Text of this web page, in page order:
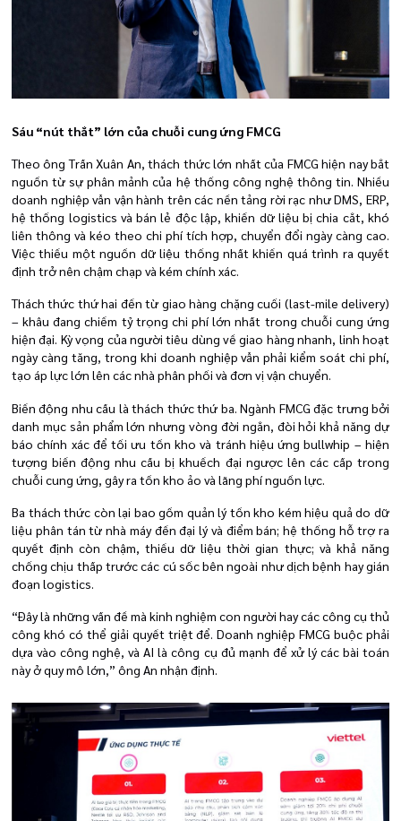
Sáu “nút thắt” lớn của chuỗi cung ứng FMCG
Theo ông Trần Xuân An, thách thức lớn nhất của FMCG hiện nay bắt
nguồn từ sự phân mảnh của hệ thống công nghệ thông tin. Nhiều
doanh nghiệp vẫn vận hành trên các nền tảng rời rạc như DMS, ERP,
hệ thống logistics và bán lẻ độc lập, khiến dữ liệu bị chia cắt, khó
liên thông và kéo theo chi phí tích hợp, chuyển đổi ngày càng cao.
Việc thiếu một nguồn dữ liệu thống nhất khiến quá trình ra quyết
định trở nên chậm chạp và kém chính xác.
Thách thức thứ hai đến từ giao hàng chặng cuối (last-mile delivery)
– khâu đang chiếm tỷ trọng chi phí lớn nhất trong chuỗi cung ứng
hiện đại. Kỳ vọng của người tiêu dùng về giao hàng nhanh, linh hoạt
ngày càng tăng, trong khi doanh nghiệp vẫn phải kiểm soát chi phí,
tạo áp lực lớn lên các nhà phân phối và đơn vị vận chuyển.
Biến động nhu cầu là thách thức thứ ba. Ngành FMCG đặc trưng bởi
danh mục sản phẩm lớn nhưng vòng đời ngắn, đòi hỏi khả năng dự
báo chính xác để tối ưu tồn kho và tránh hiệu ứng bullwhip – hiện
tượng biến động nhu cầu bị khuếch đại ngược lên các cấp trong
chuỗi cung ứng, gây ra tồn kho ảo và lãng phí nguồn lực.
Ba thách thức còn lại bao gồm quản lý tồn kho kém hiệu quả do dữ
liệu phân tán từ nhà máy đến đại lý và điểm bán; hệ thống hỗ trợ ra
quyết định còn chậm, thiếu dữ liệu thời gian thực; và khả năng
chống chịu thấp trước các cú sốc bên ngoài như dịch bệnh hay gián
đoạn logistics.
“Đây là những vấn đề mà kinh nghiệm con người hay các công cụ thủ
công khó có thể giải quyết triệt để. Doanh nghiệp FMCG buộc phải
dựa vào công nghệ, và AI là công cụ đủ mạnh để xử lý các bài toán
này ở quy mô lớn,” ông An nhận định.